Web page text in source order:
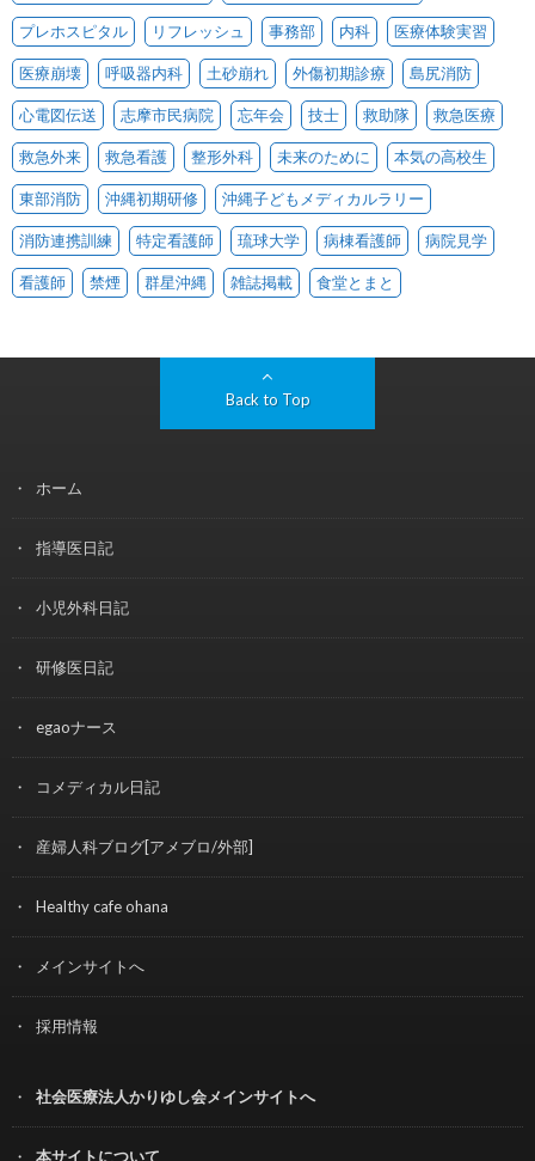
プレホスピタル リフレッシュ 事務部 内科 医療体験実習
医療崩壊 呼吸器内科 土砂崩れ 外傷初期診療 島尻消防
心電図伝送 志摩市民病院 忘年会 技士 救助隊 救急医療
救急外来 救急看護 整形外科 未来のために 本気の高校生
東部消防 沖縄初期研修 沖縄子どもメディカルラリー
消防連携訓練 特定看護師 琉球大学 病棟看護師 病院見学
看護師 禁煙 群星沖縄 雑誌掲載 食堂とまと
Back to Top
ホーム
指導医日記
小児外科日記
研修医日記
egaoナース
コメディカル日記
産婦人科ブログ[アメブロ/外部]
Healthy cafe ohana
メインサイトへ
採用情報
社会医療法人かりゆし会メインサイトへ
本サイトについて